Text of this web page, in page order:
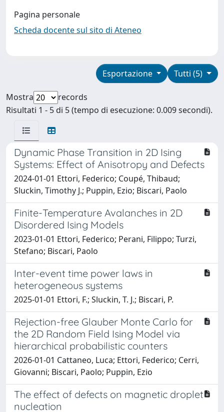
Pagina personale
Scheda docente sul sito di Ateneo
Tutti (5)
Esportazione
Mostra
records
Risultati 1 - 5 di 5 (tempo di esecuzione: 0.009 secondi).
Dynamic Phase Transition in 2D Ising
Systems: Effect of Anisotropy and Defects
2024-01-01 Ettori, Federico; Coupé, Thibaud;
Sluckin, Timothy J.; Puppin, Ezio; Biscari, Paolo
Finite-Temperature Avalanches in 2D
Disordered Ising Models
2023-01-01 Ettori, Federico; Perani, Filippo; Turzi,
Stefano; Biscari, Paolo
Inter-event time power laws in
heterogeneous systems
2025-01-01 Ettori, F.; Sluckin, T. J.; Biscari, P.
Rejection-free Glauber Monte Carlo for
the 2D Random Field Ising Model via
hierarchical probabilistic counters
2026-01-01 Cattaneo, Luca; Ettori, Federico; Cerri,
Giovanni; Biscari, Paolo; Puppin, Ezio
The effect of defects on magnetic droplet
nucleation